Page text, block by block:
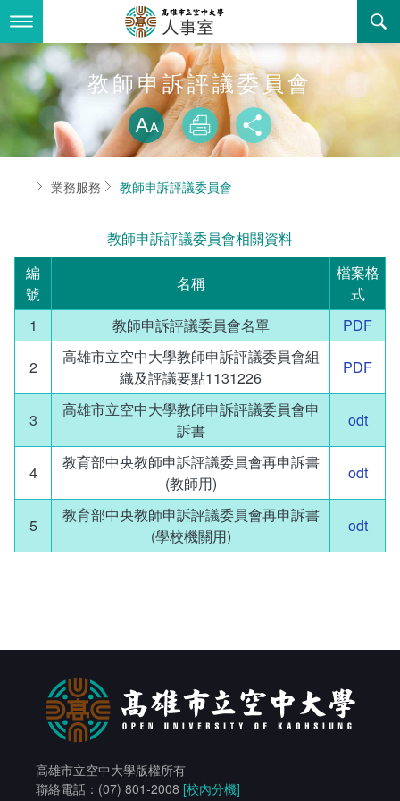
到
要
內
容
最新消息
關於我們
組織職掌
聯絡資訊
諮詢信箱
業務服務
法令規章
性騷擾防治專區
性別平等專區
教師申訴評議委員會
常見問答
相關連結
書表下載
教師申訴評議委員會 略過字型切
放大
列印 分享
首頁業務服務 教師申訴評議委員會
教師申訴評議委員會相關資料
編
號
名稱
檔案格
式
1
教師申訴評議委員會名單 PDF
2
高雄市立空中大學教師申訴評議委員會組
織及評議要點1131226
PDF
3
高雄市立空中大學教師申訴評議委員會申
訴書
odt
4
教育部中央教師申訴評議委員會再申訴書
(教師用)
odt
5
教育部中央教師申訴評議委員會再申訴書
(學校機關用)
odt
高雄市立空中大學版權所有
聯絡電話：(07) 801-2008 [校內分機]